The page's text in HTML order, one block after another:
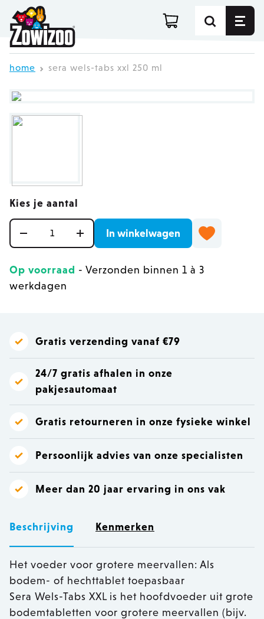
Ga direct door naar de inhoud
home sera wels-tabs xxl 250 ml
Kies je aantal
In winkelwagen
Op voorraad - Verzonden binnen 1 à 3
werkdagen
Gratis verzending vanaf €79
24/7 gratis afhalen in onze
pakjesautomaat
Gratis retourneren in onze fysieke winkel
Persoonlijk advies van onze specialisten
Meer dan 20 jaar ervaring in ons vak
Beschrijving Kenmerken
Het voeder voor grotere meervallen: Als
bodem- of hechttablet toepasbaar
Sera Wels-Tabs XXL is het hoofdvoeder uit grote
bodemtabletten voor grotere meervallen (bijv.